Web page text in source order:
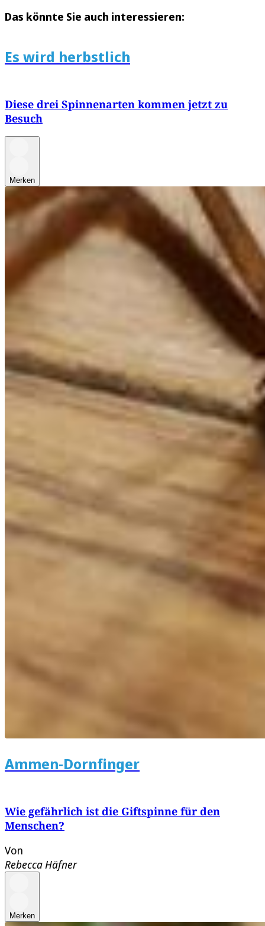
Das könnte Sie auch interessieren:
Es wird herbstlich
Diese drei Spinnenarten kommen jetzt zu
Besuch
Merken
Ammen-Dornfinger
Wie gefährlich ist die Giftspinne für den
Menschen?
Von
Rebecca Häfner
Merken